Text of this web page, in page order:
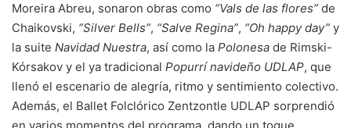
Moreira Abreu, sonaron obras como “Vals de las flores” de
Chaikovski, “Silver Bells”, “Salve Regina”, “Oh happy day” y
la suite Navidad Nuestra, así como la Polonesa de Rimski-
Kórsakov y el ya tradicional Popurrí navideño UDLAP, que
llenó el escenario de alegría, ritmo y sentimiento colectivo.
Además, el Ballet Folclórico Zentzontle UDLAP sorprendió